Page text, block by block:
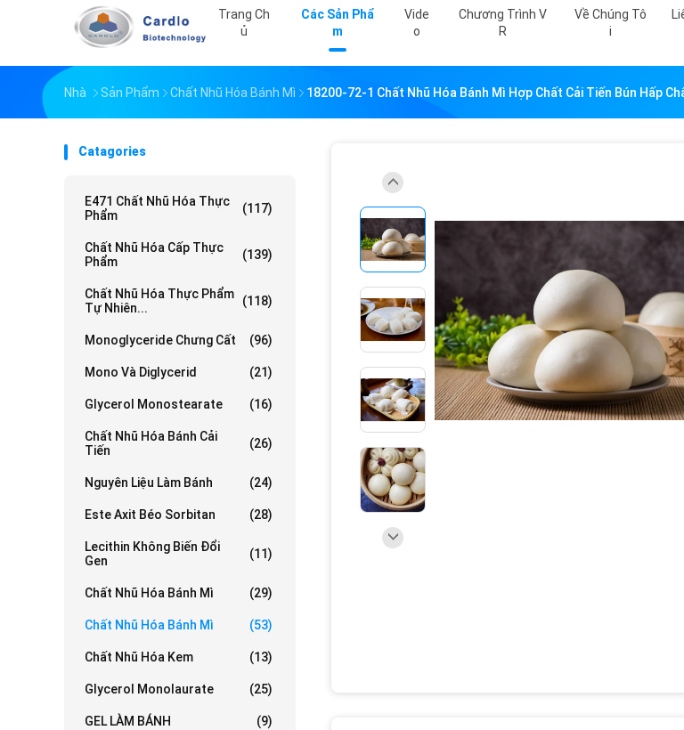
Trang Ch
Ủ
Các Sản Phẩ
M
Vide
O
Chương Trình V
R
Về Chúng Tô
I
Nhà Sản Phẩm Chất Nhũ Hóa Bánh Mì 18200-72-1 Chất Nhũ Hóa Bánh Mì Hợp Chất Cải Tiến Bún Hấp
Catagories
E471 Chất Nhũ Hóa Thực
Phẩm
(117)
Chất Nhũ Hóa Cấp Thực
Phẩm
(139)
Chất Nhũ Hóa Thực Phẩm
Tự Nhiên...
(118)
Monoglyceride Chưng Cất (96)
Mono Và Diglycerid (21)
Glycerol Monostearate (16)
Chất Nhũ Hóa Bánh Cải
Tiến
(26)
Nguyên Liệu Làm Bánh (24)
Este Axit Béo Sorbitan (28)
Lecithin Không Biến Đổi
Gen
(11)
Chất Nhũ Hóa Bánh Mì (29)
Chất Nhũ Hóa Bánh Mì (53)
Chất Nhũ Hóa Kem (13)
Glycerol Monolaurate (25)
GEL LÀM BÁNH (9)